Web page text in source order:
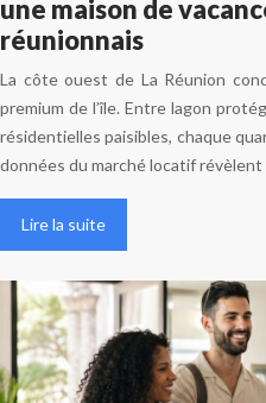
une maison de
réunionnais
La côte ouest de La Réunion
premium de l’île. Entre lagon
résidentielles paisibles, chaque
données du marché locatif
Lire la suite